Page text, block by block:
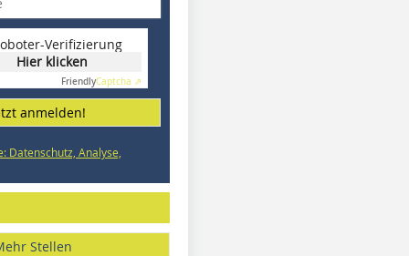
Verifizierung
Hier klicken
FriendlyCaptcha ⇗
anmelden!
Datenschutz, Analyse,
Stellen